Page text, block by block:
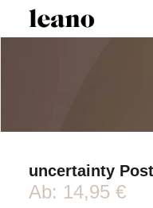
uncertainty
Ab: 14,95 €